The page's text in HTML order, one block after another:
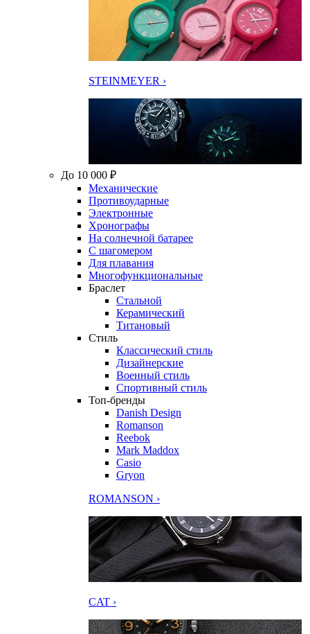
STEINMEYER ›
До 10 000 ₽
Механические
Противоударные
Электронные
Хронографы
На солнечной батарее
С шагомером
Для плавания
Многофункциональные
Браслет
Стальной
Керамический
Титановый
Стиль
Классический стиль
Дизайнерские
Военный стиль
Спортивный стиль
Топ-бренды
Danish Design
Romanson
Reebok
Mark Maddox
Casio
Gryon
ROMANSON ›
CAT ›